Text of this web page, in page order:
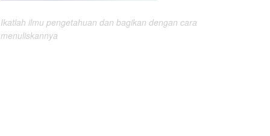
Ikatlah ilmu pengetahuan dan bagikan dengan cara
menuliskannya